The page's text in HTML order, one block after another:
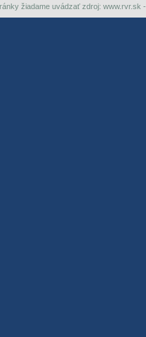
žiadame uvádzať zdroj: www.rvr.sk